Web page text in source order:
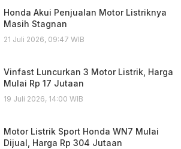
Honda Akui Penjualan Motor Listriknya
Masih Stagnan
21 Juli 2026, 09:47 WIB
Vinfast Luncurkan 3 Motor Listrik, Harga
Mulai Rp 17 Jutaan
19 Juli 2026, 14:00 WIB
Motor Listrik Sport Honda WN7 Mulai
Dijual, Harga Rp 304 Jutaan